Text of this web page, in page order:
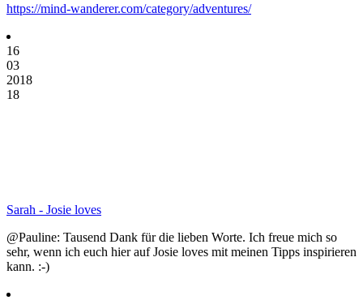
https://mind-wanderer.com/category/adventures/
16
03
2018
18
Sarah - Josie loves
@Pauline: Tausend Dank für die lieben Worte. Ich freue mich so
sehr, wenn ich euch hier auf Josie loves mit meinen Tipps inspirieren
kann. :-)